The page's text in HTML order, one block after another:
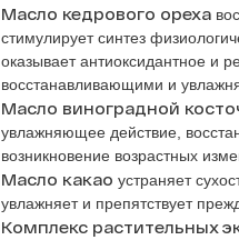
Масло кедрового ореха
стимулирует синтез
оказывает антиоксидантное и
восстанавливающими и
Масло виноградной
увлажняющее действие,
возникновение возрастных
Масло какао устраняет
увлажняет и препятствует
Комплекс растительных